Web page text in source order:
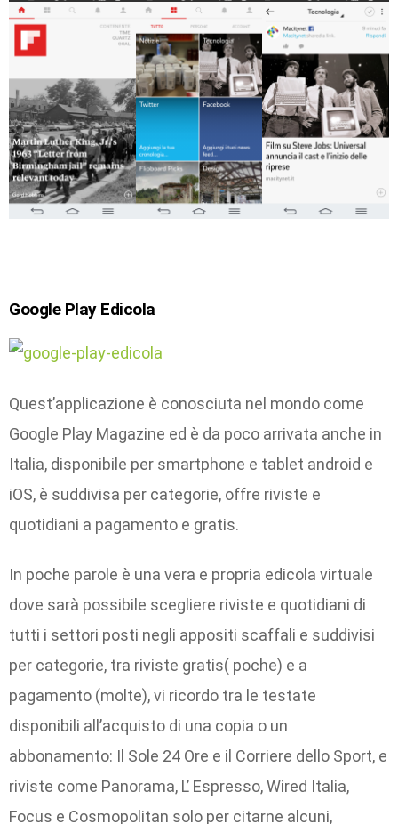
Google Play Edicola
Quest’applicazione è conosciuta nel mondo come
Google Play Magazine ed è da poco arrivata anche in
Italia, disponibile per smartphone e tablet android e
iOS, è suddivisa per categorie, offre riviste e
quotidiani a pagamento e gratis.
In poche parole è una vera e propria edicola virtuale
dove sarà possibile scegliere riviste e quotidiani di
tutti i settori posti negli appositi scaffali e suddivisi
per categorie, tra riviste gratis( poche) e a
pagamento (molte), vi ricordo tra le testate
disponibili all’acquisto di una copia o un
abbonamento: Il Sole 24 Ore e il Corriere dello Sport, e
riviste come Panorama, L’ Espresso, Wired Italia,
Focus e Cosmopolitan solo per citarne alcuni,